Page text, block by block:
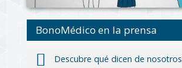
BonoMédico en la prensa
Descubre qué dicen de nosotros